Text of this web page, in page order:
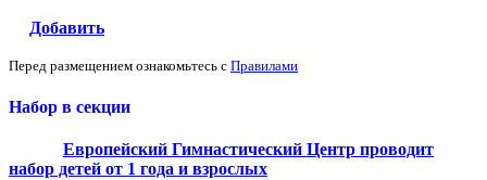
Добавить
Перед размещением ознакомьтесь с Правилами
Набор в секции
Европейский Гимнастический Центр проводит
набор детей от 1 года и взрослых